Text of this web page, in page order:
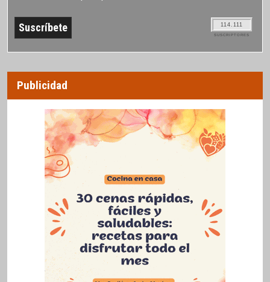
114.111
SUSCRIPTORES
Publicidad